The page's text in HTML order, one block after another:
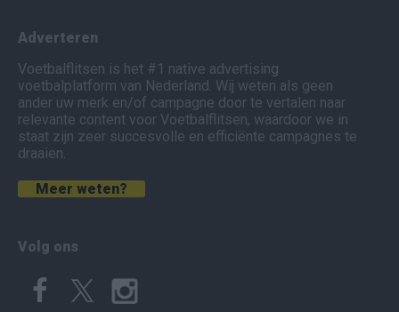
Adverteren
Voetbalflitsen is het #1 native advertising
voetbalplatform van Nederland. Wij weten als geen
ander uw merk en/of campagne door te vertalen naar
relevante content voor Voetbalflitsen, waardoor we in
staat zijn zeer succesvolle en efficiënte campagnes te
draaien.
Meer weten?
Volg ons